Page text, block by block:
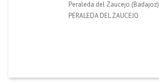
Peraleda del Zaucejo (Badajoz)
PERALEDA DEL ZAUCEJO